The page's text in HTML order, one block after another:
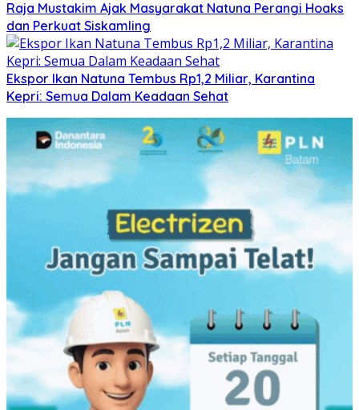
Raja Mustakim Ajak Masyarakat Natuna Perangi Hoaks
dan Perkuat Siskamling
Ekspor Ikan Natuna Tembus Rp1,2 Miliar, Karantina
Kepri: Semua Dalam Keadaan Sehat